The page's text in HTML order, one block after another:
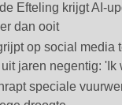
Efteling krijgt AI-
dan ooit
op social media
jaren negentig: 'Ik
speciale